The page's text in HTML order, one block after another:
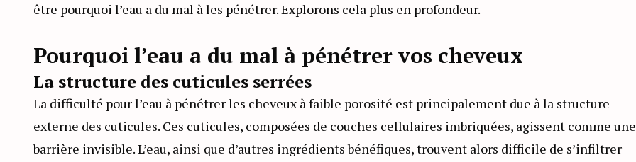
être pourquoi l’eau a du mal à les pénétrer. Explorons cela plus en profondeur.
Pourquoi l’eau a du mal à pénétrer vos cheveux
La structure des cuticules serrées
La difficulté pour l’eau à pénétrer les cheveux à faible porosité est principalement due à la structure
externe des cuticules. Ces cuticules, composées de couches cellulaires imbriquées, agissent comme une
barrière invisible. L’eau, ainsi que d’autres ingrédients bénéfiques, trouvent alors difficile de s’infiltrer